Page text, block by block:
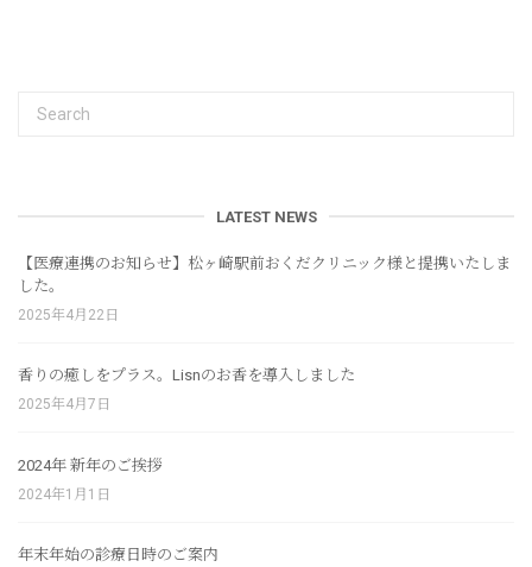
LATEST NEWS
【医療連携のお知らせ】松ヶ崎駅前おくだクリニック様と提携いたしま
した。
2025年4月22日
香りの癒しをプラス。Lisnのお香を導入しました
2025年4月7日
2024年 新年のご挨拶
2024年1月1日
年末年始の診療日時のご案内